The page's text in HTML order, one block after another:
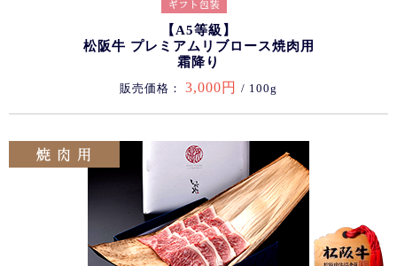
【A5等級】
松阪牛 プレミアムリブロース焼肉用
霜降り
販売価格： 3,000円 / 100g